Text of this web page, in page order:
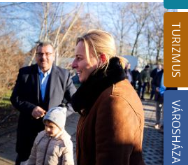
TURIZMUS
VÁROSHÁZA